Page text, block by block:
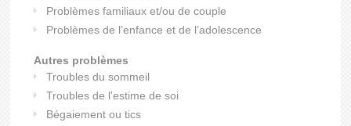
Problèmes familiaux et/ou de couple
Problèmes de l’enfance et de l’adolescence
Autres problèmes
Troubles du sommeil
Troubles de l'estime de soi
Bégaiement ou tics